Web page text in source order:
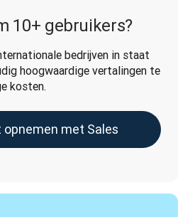
10+ gebruikers?
bedrijven in staat
hoogwaardige vertalingen te
kosten.
met Sales